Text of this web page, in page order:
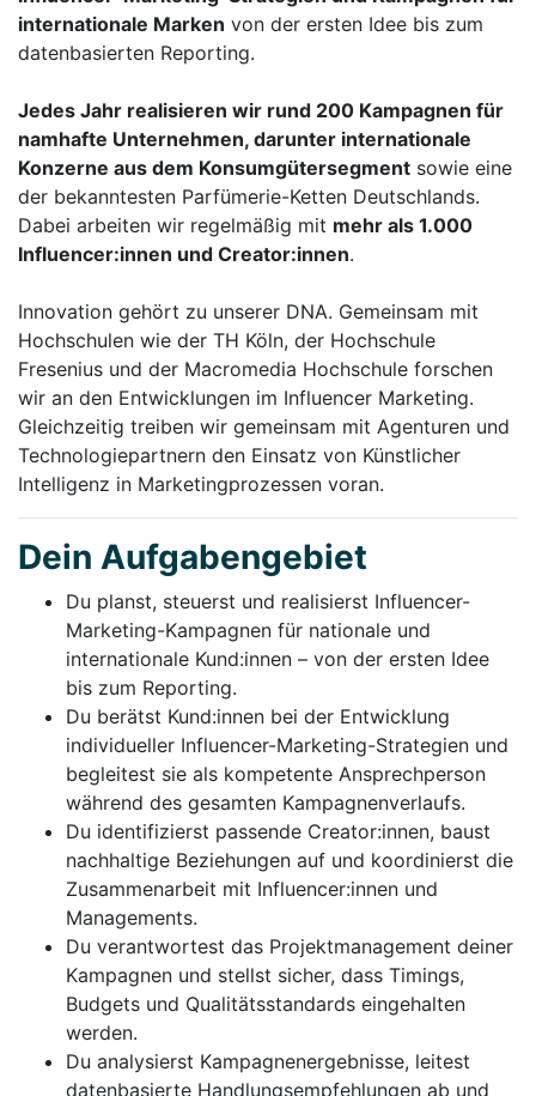
internationale Marken von der ersten Idee bis zum
datenbasierten Reporting.
Jedes Jahr realisieren wir rund 200 Kampagnen für
namhafte Unternehmen, darunter internationale
Konzerne aus dem Konsumgütersegment sowie eine
der bekanntesten Parfümerie-Ketten Deutschlands.
Dabei arbeiten wir regelmäßig mit mehr als 1.000
Influencer:innen und Creator:innen.
Innovation gehört zu unserer DNA. Gemeinsam mit
Hochschulen wie der TH Köln, der Hochschule
Fresenius und der Macromedia Hochschule forschen
wir an den Entwicklungen im Influencer Marketing.
Gleichzeitig treiben wir gemeinsam mit Agenturen und
Technologiepartnern den Einsatz von Künstlicher
Intelligenz in Marketingprozessen voran.
Dein Aufgabengebiet
Du planst, steuerst und realisierst Influencer-
Marketing-Kampagnen für nationale und
internationale Kund:innen – von der ersten Idee
bis zum Reporting.
Du berätst Kund:innen bei der Entwicklung
individueller Influencer-Marketing-Strategien und
begleitest sie als kompetente Ansprechperson
während des gesamten Kampagnenverlaufs.
Du identifizierst passende Creator:innen, baust
nachhaltige Beziehungen auf und koordinierst die
Zusammenarbeit mit Influencer:innen und
Managements.
Du verantwortest das Projektmanagement deiner
Kampagnen und stellst sicher, dass Timings,
Budgets und Qualitätsstandards eingehalten
werden.
Du analysierst Kampagnenergebnisse, leitest
datenbasierte Handlungsempfehlungen ab und